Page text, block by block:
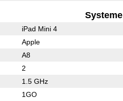
Systeme
iPad Mini 4
Apple
A8
2
1.5 GHz
1GO